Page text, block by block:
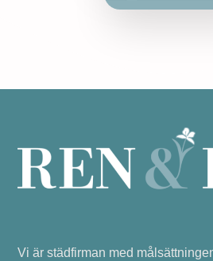
Vi är städfirman med